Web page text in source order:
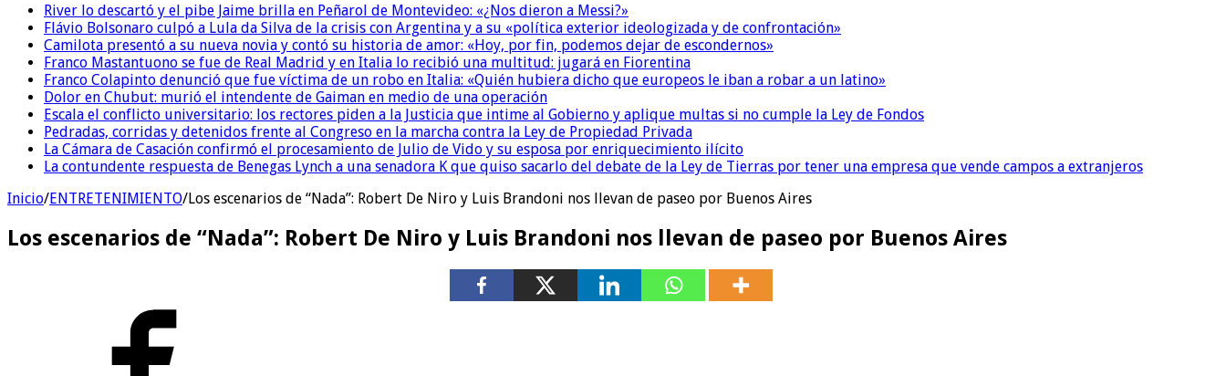
River lo descartó y el pibe Jaime brilla en Peñarol de Montevideo: «¿Nos dieron a Messi?»
Flávio Bolsonaro culpó a Lula da Silva de la crisis con Argentina y a su «política exterior ideologizada y de confrontación»
Camilota presentó a su nueva novia y contó su historia de amor: «Hoy, por fin, podemos dejar de escondernos»
Franco Mastantuono se fue de Real Madrid y en Italia lo recibió una multitud: jugará en Fiorentina
Franco Colapinto denunció que fue víctima de un robo en Italia: «Quién hubiera dicho que europeos le iban a robar a un latino»
Dolor en Chubut: murió el intendente de Gaiman en medio de una operación
Escala el conflicto universitario: los rectores piden a la Justicia que intime al Gobierno y aplique multas si no cumple la Ley de Fondos
Pedradas, corridas y detenidos frente al Congreso en la marcha contra la Ley de Propiedad Privada
La Cámara de Casación confirmó el procesamiento de Julio de Vido y su esposa por enriquecimiento ilícito
La contundente respuesta de Benegas Lynch a una senadora K que quiso sacarlo del debate de la Ley de Tierras por tener una empresa que vende campos a extranjeros
Inicio/ENTRETENIMIENTO/Los escenarios de “Nada”: Robert De Niro y Luis Brandoni nos llevan de paseo por Buenos Aires
Los escenarios de “Nada”: Robert De Niro y Luis Brandoni nos llevan de paseo por Buenos Aires